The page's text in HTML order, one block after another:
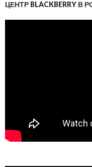
ЦЕНТР BLACKBERRY В